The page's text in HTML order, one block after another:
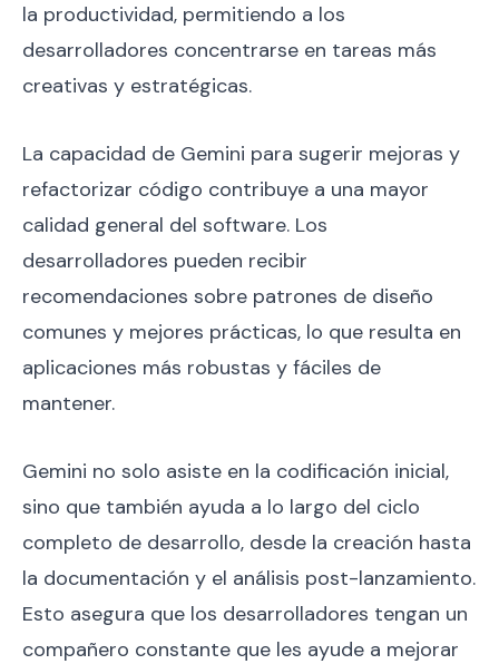
la productividad, permitiendo a los
desarrolladores concentrarse en tareas más
creativas y estratégicas.
La capacidad de Gemini para sugerir mejoras y
refactorizar código contribuye a una mayor
calidad general del software. Los
desarrolladores pueden recibir
recomendaciones sobre patrones de diseño
comunes y mejores prácticas, lo que resulta en
aplicaciones más robustas y fáciles de
mantener.
Gemini no solo asiste en la codificación inicial,
sino que también ayuda a lo largo del ciclo
completo de desarrollo, desde la creación hasta
la documentación y el análisis post-lanzamiento.
Esto asegura que los desarrolladores tengan un
compañero constante que les ayude a mejorar